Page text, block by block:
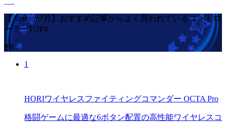
【Amazon7月】おすすめ記事からよく買われているコントロ
ーラーTOP4
PR
1
HORIワイヤレスファイティングコマンダー OCTA Pro
格闘ゲームに最適な6ボタン配置の高性能ワイヤレスコ